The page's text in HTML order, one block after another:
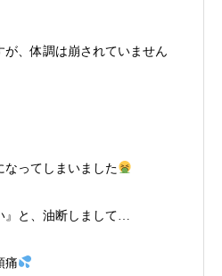
、体調は崩されていません
なってしまいました
』と、油断しまして…
痛